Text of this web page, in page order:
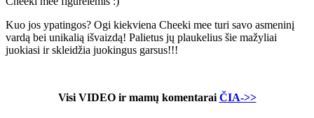
Kuo jos ypatingos? Ogi kiekviena Cheeki mee turi savo asmeninį
vardą bei unikalią išvaizdą! Palietus jų plaukelius šie mažyliai
juokiasi ir skleidžia juokingus garsus!!!
Visi VIDEO ir mamų komentarai ČIA->>